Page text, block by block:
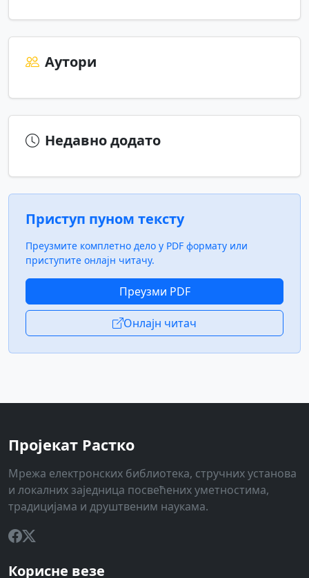
Аутори
Недавно додато
Приступ пуном тексту
Преузмите комплетно дело у PDF формату или
приступите онлајн читачу.
Преузми PDF
Онлајн читач
Пројекат Растко
Мрежа електронских библиотека, стручних установа
и локалних заједница посвећених уметностима,
традицијама и друштвеним наукама.
Корисне везе